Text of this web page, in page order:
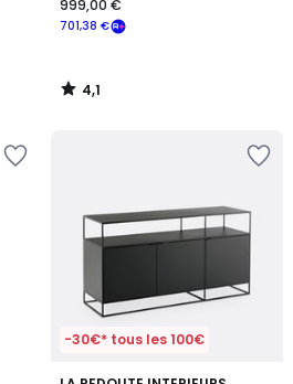
701,38 €
999,00 €
4,1
/
-30€* tous les 100€